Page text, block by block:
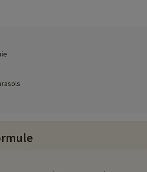
à faire sur place (date d'ouverture,
chauffée toute l'année ! Recouverte
le jardin fleuri de la résidence ou sur les